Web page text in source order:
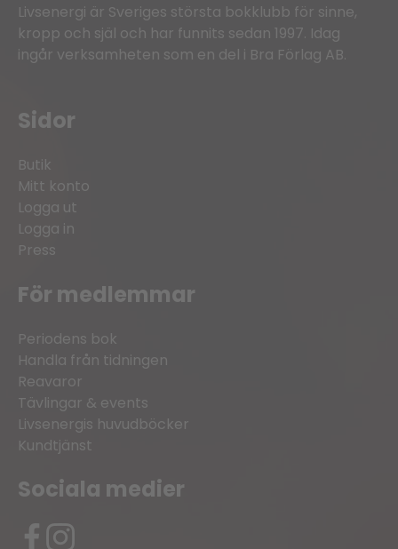
Livsenergi är Sveriges största bokklubb för sinne,
kropp och själ och har funnits sedan 1997. Idag
ingår verksamheten som en del i Bra Förlag AB.
Sidor
Butik
Mitt konto
Logga ut
Logga in
Press
För medlemmar
Periodens bok
Handla från tidningen
Reavaror
Tävlingar & events
Livsenergis huvudböcker
Kundtjänst
Sociala medier